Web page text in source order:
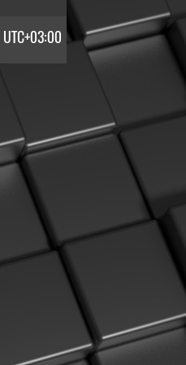
UTC+03:00